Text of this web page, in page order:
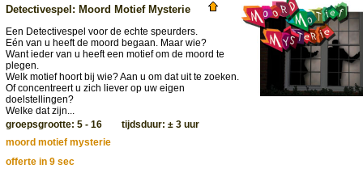
Detectivespel: Moord Motief Mysterie
Een Detectivespel voor de echte speurders.
Eén van u heeft de moord begaan. Maar wie?
Want ieder van u heeft een motief om de moord te
plegen.
Welk motief hoort bij wie? Aan u om dat uit te zoeken.
Of concentreert u zich liever op uw eigen
doelstellingen?
Welke dat zijn...
groepsgrootte: 5 - 16 tijdsduur: ± 3 uur
moord motief mysterie
offerte in 9 sec